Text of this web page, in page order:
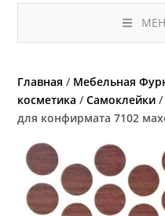
Главная / Мебельная
косметика /Самоклейки /
для конфирмата 7102